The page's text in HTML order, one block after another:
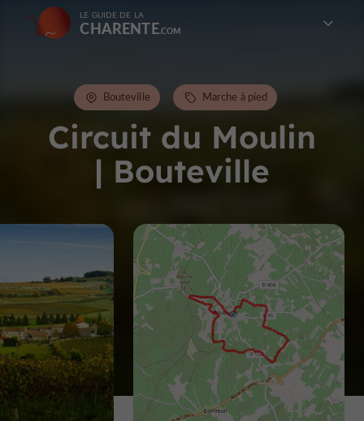
LE GUIDE DE LA
CHARENTE
Circuit du Moulin
| Bouteville
Bouteville Marche à pied